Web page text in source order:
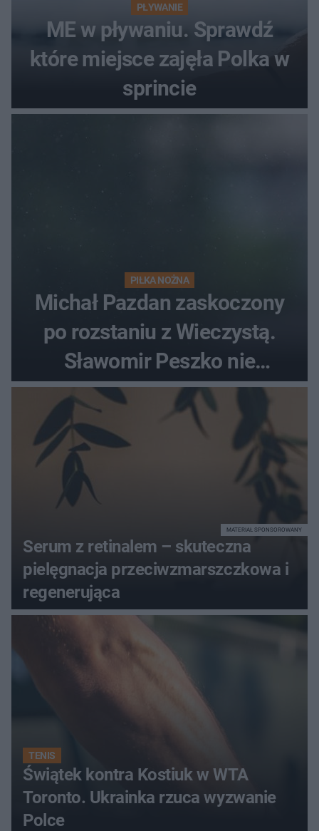
PŁYWANIE
ME w pływaniu. Sprawdź
które miejsce zajęła Polka w
sprincie
PIŁKA NOŻNA
Michał Pazdan zaskoczony
po rozstaniu z Wieczystą.
Sławomir Peszko nie
dotrzymał słowa?
Serum z retinalem – skuteczna
pielęgnacja przeciwzmarszczkowa i
regenerująca
MATERIAŁ SPONSOROWANY
TENIS
Świątek kontra Kostiuk w WTA
Toronto. Ukrainka rzuca wyzwanie
Polce